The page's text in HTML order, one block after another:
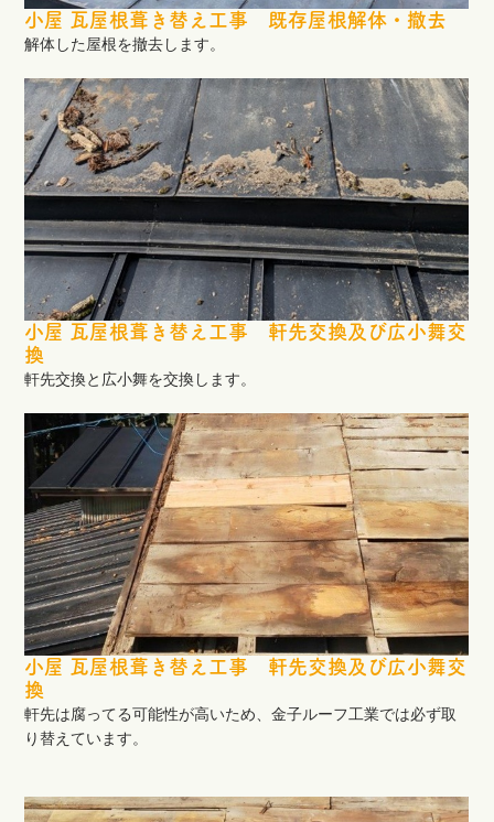
小屋 瓦屋根葺き替え工事 既存屋根解体・撤去
解体した屋根を撤去します。
小屋 瓦屋根葺き替え工事 軒先交換及び広小舞交
換
軒先交換と広小舞を交換します。
小屋 瓦屋根葺き替え工事 軒先交換及び広小舞交
換
軒先は腐ってる可能性が高いため、金子ルーフ工業では必ず取
り替えています。